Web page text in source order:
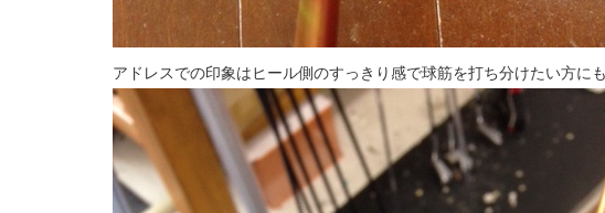
アドレスでの印象はヒール側のすっきり感で球筋を打ち分けたい方に